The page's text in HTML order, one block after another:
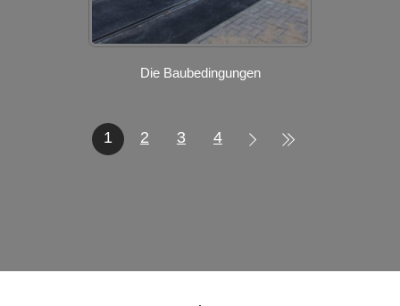
Die Baubedingungen
1 2 3 4